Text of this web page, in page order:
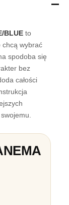
BLUE to
chcą wybrać
spodoba się
bez
całości